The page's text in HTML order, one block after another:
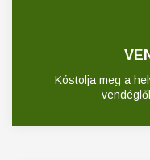
Kóstolja meg a